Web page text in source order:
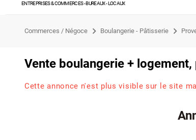
ENTREPRISES & COMMERCES - BUREAUX - LOCAUX
Commerces / Négoce Boulangerie - Pâtisserie
Vente boulangerie +
Cette annonce n'est plus visible sur le site